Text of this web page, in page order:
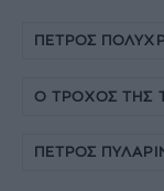
ΠΕΤΡΟΣ
Ο ΤΡΟΧΟΣ ΤΗΣ
ΠΕΤΡΟΣ